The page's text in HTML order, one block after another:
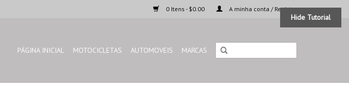
0 Itens - $0.00 A minha conta / Registar
PÁGINA INICIAL MOTOCICLETAS AUTOMOVEIS MARCAS
Hide Tutorial